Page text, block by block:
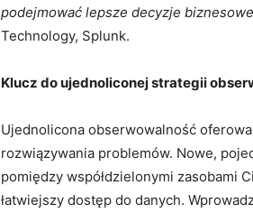
podejmować lepsze decyzje biznesowe
Technology, Splunk.
Klucz do ujednoliconej strategii
Ujednolicona obserwowalność
rozwiązywania problemów. Nowe,
pomiędzy współdzielonymi zasobami
łatwiejszy dostęp do danych.